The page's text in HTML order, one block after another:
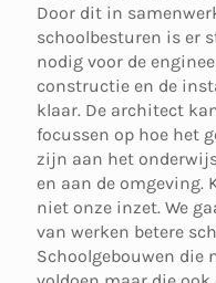
Door dit in
schoolbesturen is er
nodig voor de
constructie en de
klaar. De architect
focussen op hoe het
zijn aan het
en aan de omgeving.
niet onze inzet. We
van werken betere
Schoolgebouwen die